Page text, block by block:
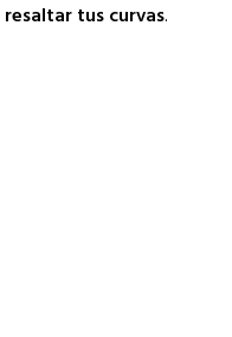
resaltar tus curvas.